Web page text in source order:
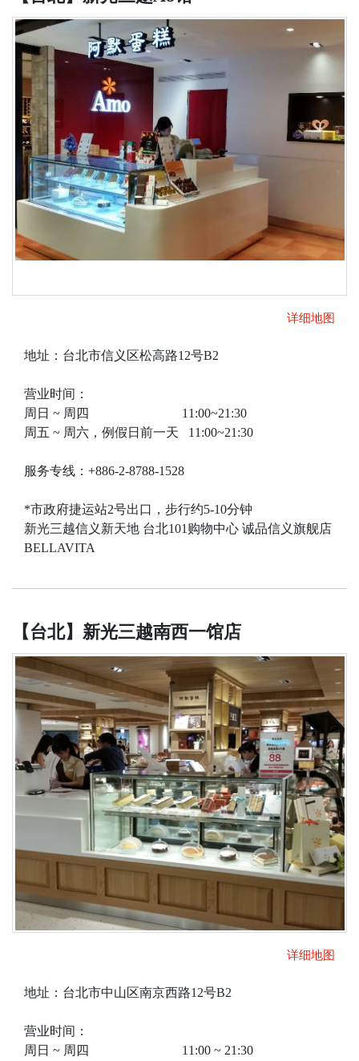
详细地图
地址：台北市信义区松高路12号B2
营业时间：
周日 ~ 周四 11:00~21:30
周五 ~ 周六，例假日前一天 11:00~21:30
服务专线：+886-2-8788-1528
*市政府捷运站2号出口，步行约5-10分钟
新光三越信义新天地 台北101购物中心 诚品信义旗舰店
BELLAVITA
【台北】新光三越南西一馆店
详细地图
地址：台北市中山区南京西路12号B2
营业时间：
周日 ~ 周四 11:00 ~ 21:30